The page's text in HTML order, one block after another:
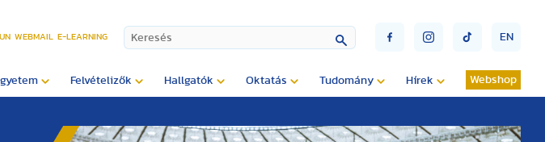
WEBMAIL E-LEARNING EN
Felvételizők Hallgatók Oktatás Tudomány Hírek Webshop